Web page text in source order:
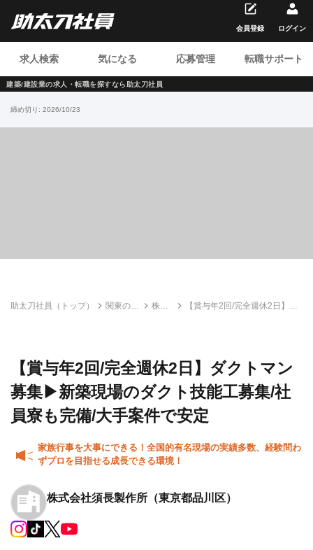
建築/建設業の求人・転職を探すなら助太刀社員
求人検索 気になる 応募管理 転職サポート
会員登録 ログイン
締め切り: 2026/10/23
助太刀社員（トップ）
関東の建
株式
【賞与年2回/完全週休2日】ダ
【賞与年2回/完全週休2日】ダクトマン
募集▶新築現場のダクト技能工募集/社
員寮も完備/大手案件で安定
家族行事を大事にできる！全国的有名現場の実績多数、経験問わ
ずプロを目指せる成長できる環境！
株式会社須長製作所 （東京都品川区）